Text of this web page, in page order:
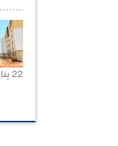
22 يناير 2020 |